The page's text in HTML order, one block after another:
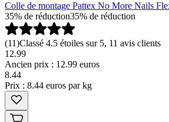
Colle de montage Pattex No More Nails
35% de réduction35% de réduction
(11)Classé 4.5 étoiles sur 5, 11 avis clients
12.99
Ancien prix : 12.99 euros
8.44
Prix : 8.44 euros par kg